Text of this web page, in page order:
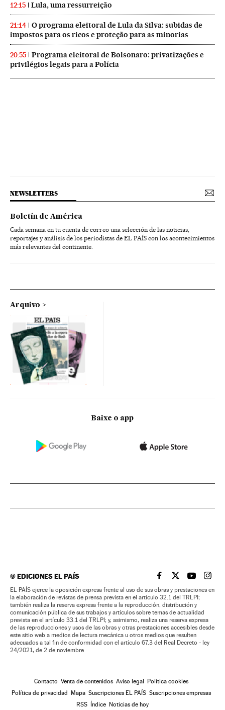
12:15 Lula, uma ressurreição
21:14
O programa eleitoral de Lula da Silva: subidas de
impostos para os ricos e proteção para as minorias
20:55
Programa eleitoral de Bolsonaro: privatizações e
privilégios legais para a Polícia
NEWSLETTERS
Boletín de América
Cada semana en tu cuenta de correo una selección de las noticias,
reportajes y análisis de los periodistas de EL PAÍS con los acontecimientos
más relevantes del continente.
Arquivo
Baixe o app
©EDICIONES EL PAÍS EL PAÍS BRASIL EN
EL PAÍSEL PAÍS
EL
EL PAÍS ejerce la oposición expresa frente al uso de sus obras y prestaciones en
la elaboración de revistas de prensa prevista en el artículo 32.1 del TRLPI;
también realiza la reserva expresa frente a la reproducción, distribución y
comunicación pública de sus trabajos y artículos sobre temas de actualidad
prevista en el artículo 33.1 del TRLPI; y, asimismo, realiza una reserva expresa
de las reproducciones y usos de las obras y otras prestaciones accesibles desde
este sitio web a medios de lectura mecánica u otros medios que resulten
adecuados a tal fin de conformidad con el artículo 67.3 del Real Decreto - ley
24/2021, de 2 de noviembre
Contacto Venta de contenidos Aviso legal Política cookies
Política de privacidad Mapa Suscripciones EL PAÍS Suscripciones empresas
RSS Índice Noticias de hoy